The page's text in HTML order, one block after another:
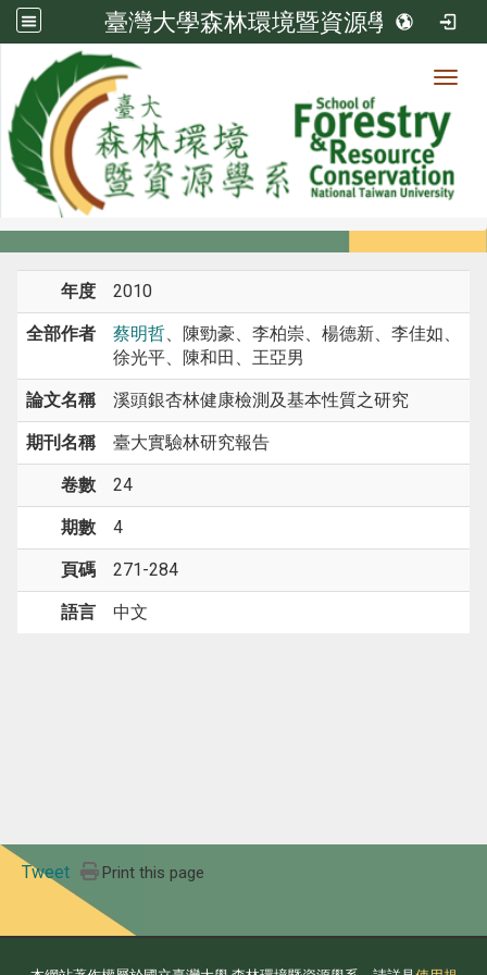
臺灣大學森林環境暨資源學系
系所成員
系所成員
年度 2010
全部作者 蔡明哲、陳勁豪、李柏崇、楊德新、李佳如、
徐光平、陳和田、王亞男
論文名稱 溪頭銀杏林健康檢測及基本性質之研究
期刊名稱 臺大實驗林研究報告
卷數 24
期數 4
頁碼 271-284
語言 中文
Tweet Print this page